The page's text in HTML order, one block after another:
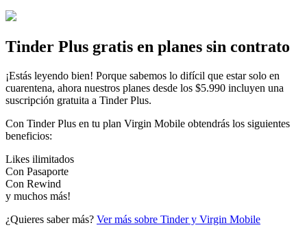
Tinder Plus gratis en planes sin contrato
¡Estás leyendo bien! Porque sabemos lo difícil que estar solo en
cuarentena, ahora nuestros planes desde los $5.990 incluyen una
suscripción gratuita a Tinder Plus.
Con Tinder Plus en tu plan Virgin Mobile obtendrás los siguientes
beneficios:
Likes ilimitados
Con Pasaporte
Con Rewind
y muchos más!
¿Quieres saber más? Ver más sobre Tinder y Virgin Mobile